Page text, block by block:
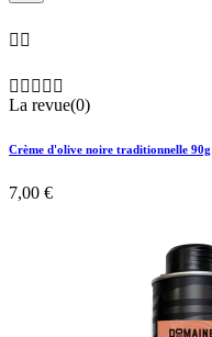
 
    
La revue(0)
Crème d'olive noire traditionnelle 90g
7,00 €